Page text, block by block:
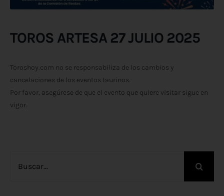
TOROS ARTESA 27 JULIO 2025
Toroshoy.com no se responsabiliza de los cambios y
cancelaciones de los eventos taurinos.
Por favor, asegúrese de que el evento que quiere visitar sigue en
vigor.